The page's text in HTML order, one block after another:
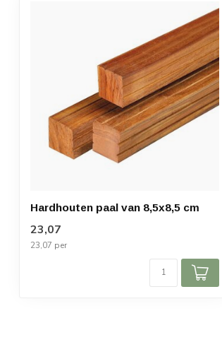
Hardhouten paal van 8,5x8,5 cm
23,07
23,07 per